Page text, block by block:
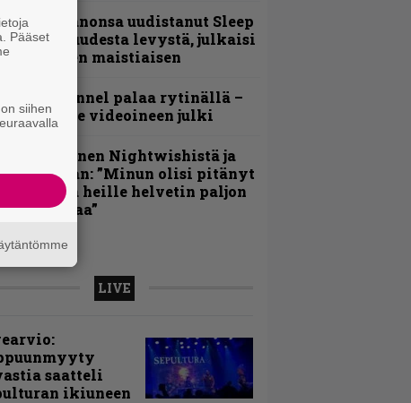
Kokoonpanonsa uudistanut Sleep
uudesta levystä, julkaisi
uuden maistiaisen
Blind Channel palaa rytinällä –
videoineen julki
Tarja Turunen Nightwishistä ja
”Minun olisi pitänyt
tehdä siitä heille helvetin paljon
LIVE
saatteli
ikiuneen
Pääset
siihen